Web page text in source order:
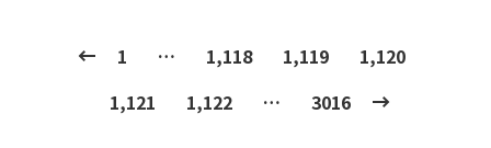
1 … 1,118 1,119
1,120
1,121
1,122 … 3016